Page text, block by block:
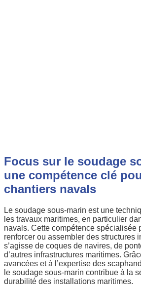
Focus sur le soudage
une compétence clé
chantiers navals
Le soudage sous-marin est une
les travaux maritimes, en particulier
navals. Cette compétence spécialisée
renforcer ou assembler des structures
s’agisse de coques de navires, de
d’autres infrastructures maritimes.
avancées et à l’expertise des
le soudage sous-marin contribue à la
durabilité des installations maritimes.